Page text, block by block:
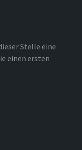
Stelle eine
einen ersten